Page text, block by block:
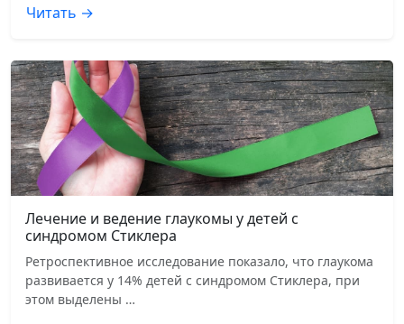
Читать →
Лечение и ведение глаукомы у детей с
синдромом Стиклера
Ретроспективное исследование показало, что глаукома
развивается у 14% детей с синдромом Стиклера, при
этом выделены …